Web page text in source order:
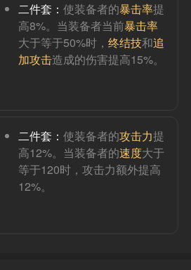
二件套：使装备者的暴击率提
高8%。当装备者当前暴击率
大于等于50%时，终结技和追
加攻击造成的伤害提高15%。
二件套：使装备者的攻击力提
高12%。当装备者的速度大于
等于120时，攻击力额外提高
12%。